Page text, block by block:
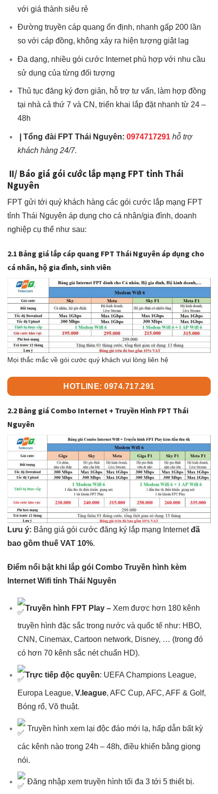
với giá thành siêu rẻ
Đường truyền cáp quang ổn định, nhanh gấp 200 lần
so với cáp đồng, không xảy ra hiện tượng giật lag
Đa dạng, nhiều gói cước Internet phù hợp với nhu cầu
sử dụng của từng đối tượng
Thủ tục đăng ký đơn giản, hỗ trợ tư vấn, làm hợp đồng
tại nhà cả thứ 7 và CN, triển khai lắp đặt nhanh từ 24 –
48h
Tổng đài FPT Thái Nguyên: 0974717291 hỗ trợ
khách hàng 24/7.
II/ Báo giá gói cước lắp mạng FPT tỉnh Thái
Nguyên
FPT gửi tới quý khách hàng các gói cước lắp mạng FPT
tỉnh Thái Nguyên áp dụng cho cá nhân/gia đình, doanh
nghiệp cụ thể như sau:
2.1 Bảng giá lắp cáp quang FPT Thái Nguyên áp dụng cho
cá nhân, hộ gia đình, sinh viên
Mọi thắc mắc về gói cước quý khách vui lòng liên hệ
HOTLINE: 0974.717.291
2.2 Bảng giá Combo Internet + Truyền Hình FPT Thái
Nguyên
Lưu ý: Bảng giá gói cước đăng ký lắp mạng Internetđã
bao gồm thuế VAT 10%.
Điểm nổi bật khi lắp gói Combo Truyền hình kèm
Internet Wifi tỉnh Thái Nguyên
Truyền hình FPT Play – Xem được hơn 180 kênh
truyền hình đặc sắc trong nước và quốc tế như: HBO,
CNN, Cinemax, Cartoon network, Disney, … (trong đó
có hơn 70 kênh sắc nét chuẩn HD).
Trực tiếp độc quyền: UEFA Champions League,
Europa League, V.league, AFC Cup, AFC, AFF & Golf,
Bóng rổ, Võ thuật.
Truyền hình xem lại độc đáo mới lạ, hấp dẫn bất kỳ
các kênh nào trong 24h – 48h, điều khiển bằng giọng
nói.
Đăng nhập xem truyền hình tối đa 3 tới 5 thiết bị.